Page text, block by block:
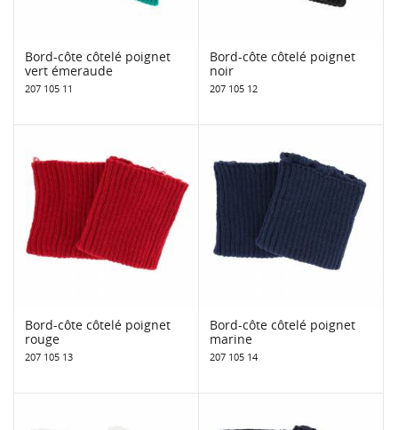
Bord-côte côtelé poignet
vert émeraude
207 105 11
Bord-côte côtelé poignet
noir
207 105 12
Bord-côte côtelé poignet
rouge
207 105 13
Bord-côte côtelé poignet
marine
207 105 14